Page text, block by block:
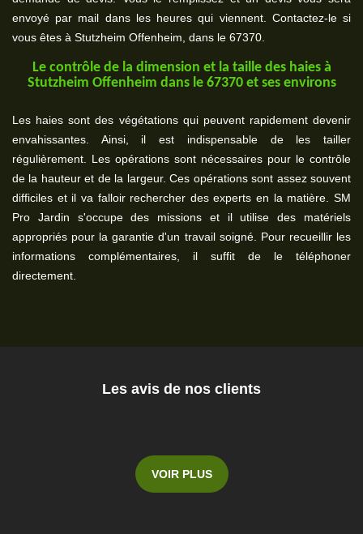
envoyé par mail dans les heures qui viennent. Contactez-le si
vous êtes à Stutzheim Offenheim, dans le 67370.
Le contrôle de la dimension et la taille des haies à
Stutzheim Offenheim dans le 67370 et ses environs
Les haies sont des végétations qui peuvent rapidement devenir
envahissantes. Ainsi, il est indispensable de les tailler
régulièrement. Les opérations sont nécessaires pour le contrôle
de la hauteur et de la largeur. Ces opérations sont assez souvent
difficiles et il va falloir rechercher des experts en la matière. SM
Pro Jardin s'occupe des missions et il utilise des matériels
appropriés pour la garantie d'un travail soigné. Pour recueillir les
informations complémentaires, il suffit de le téléphoner
directement.
Les avis de nos clients
VOIR PLUS